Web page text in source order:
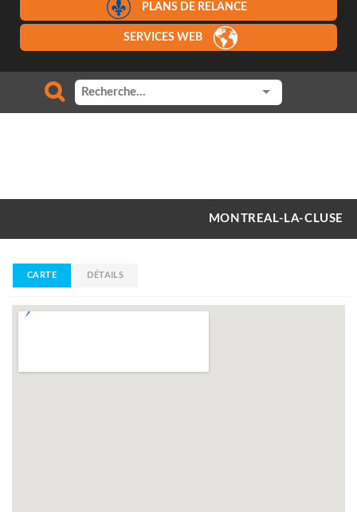
PLANS DE RELANCE
SERVICES WEB
MONTREAL-LA-CLUSE
CARTE DÉTAILS